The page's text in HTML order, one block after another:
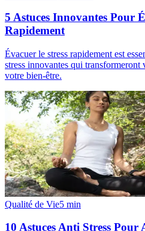
5 Astuces Innovantes Pour
Rapidement
Évacuer le stress rapidement est
stress innovantes qui
votre bien-être.
Qualité de Vie5 min
10 Astuces Anti Stress